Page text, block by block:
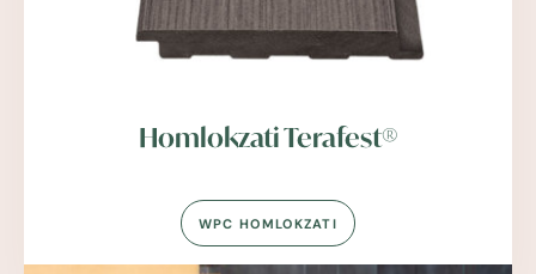
Homlokzati Terafest®
WPC HOMLOKZATI